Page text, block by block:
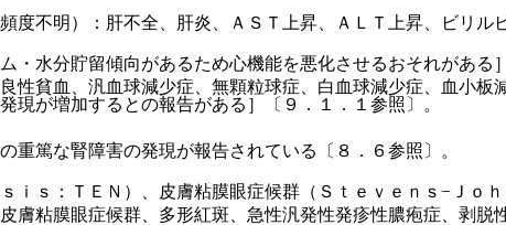
水分貯留傾向があるため心機能を悪化させるおそれがある
が増加するとの報告がある］〔９．１．１参照〕。
不明）：肝不全、肝炎、ＡＳＴ上昇、ＡＬＴ上昇、ビリル
貧血、汎血球減少症、無顆粒球症、白血球減少症、血小板
篤な腎障害の発現が報告されている〔８．６参照〕。
：ＴＥＮ）、皮膚粘膜眼症候群（Ｓｔｅｖｅｎｓ−Ｊｏｈ
粘膜眼症候群、多形紅斑、急性汎発性発疹性膿疱症、剥脱